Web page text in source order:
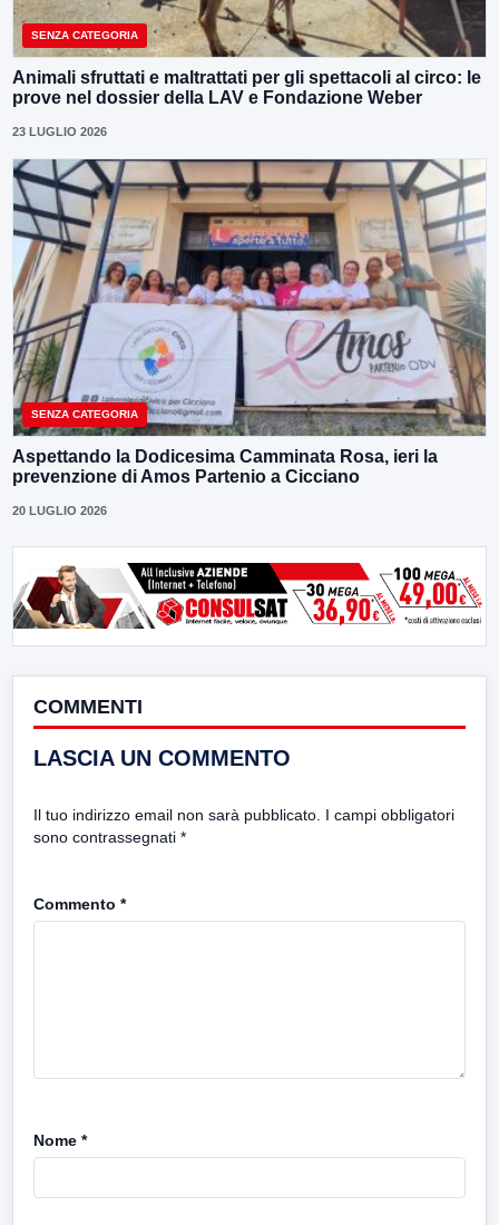
SENZA CATEGORIA
Animali sfruttati e maltrattati per gli spettacoli al circo: le
prove nel dossier della LAV e Fondazione Weber
23 LUGLIO 2026
SENZA CATEGORIA
Aspettando la Dodicesima Camminata Rosa, ieri la
prevenzione di Amos Partenio a Cicciano
20 LUGLIO 2026
COMMENTI
LASCIA UN COMMENTO
Il tuo indirizzo email non sarà pubblicato. I campi obbligatori
sono contrassegnati *
Commento *
Nome *